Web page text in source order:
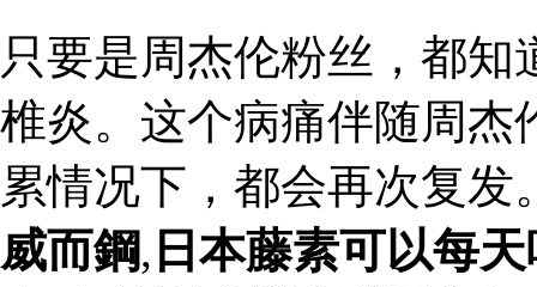
只要是周杰伦粉丝，都
椎炎。这个病痛伴随周杰
累情况下，都会再次复发
威而鋼, 日本藤素可以每